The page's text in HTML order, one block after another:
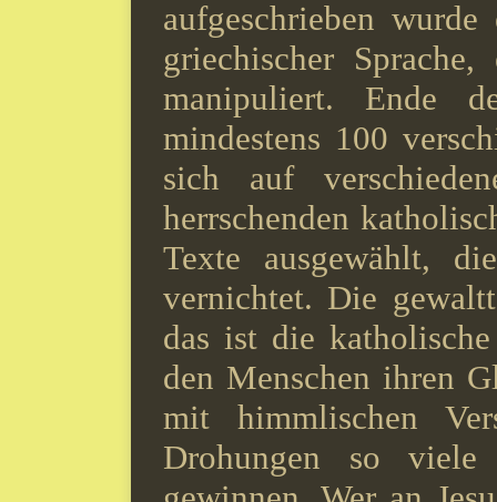
aufgeschrieben
griechischer
manipuliert. Ende
mindestens 100
sich auf
herrschenden
Texte ausgewählt,
vernichtet. Die
das ist die
den Menschen ihren
mit himmlischen
Drohungen so